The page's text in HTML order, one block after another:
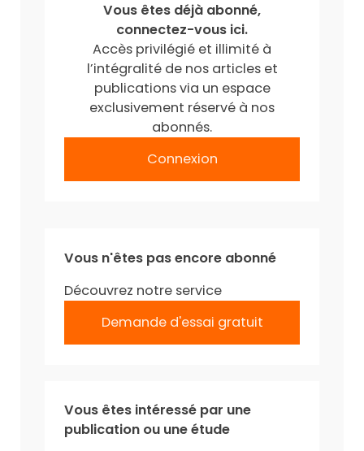
Vous êtes déjà abonné,
connectez-vous ici.
Accès privilégié et illimité à
l’intégralité de nos articles et
publications via un espace
exclusivement réservé à nos
abonnés.
Connexion
Vous n'êtes pas encore abonné
Découvrez notre service
Demande d'essai gratuit
Vous êtes intéressé par une
publication ou une étude